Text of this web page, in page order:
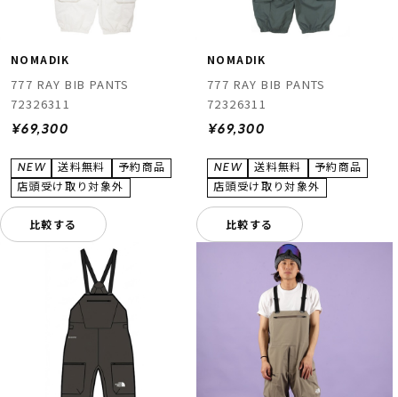
NOMADIK
777 RAY BIB PANTS
72326311
¥69,300
比較する
NOMADIK
777 RAY BIB PANTS
72326311
¥69,300
比較する